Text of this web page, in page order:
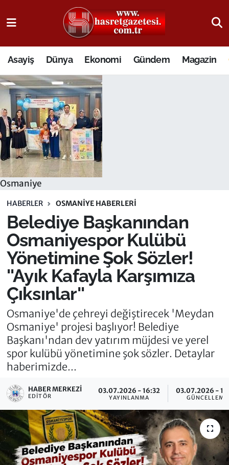
Asayiş Dünya Ekonomi Gündem Magazin
Osmaniye
HABERLER OSMANIYE HABERLERI
Belediye Başkanından
Osmaniyespor Kulübü
Yönetimine Şok Sözler!
''Ayık Kafayla Karşımıza
Çıksınlar''
Osmaniye'de çehreyi değiştirecek 'Meydan
Osmaniye' projesi başlıyor! Belediye
Başkanı'ndan dev yatırım müjdesi ve yerel
spor kulübü yönetimine şok sözler. Detaylar
haberimizde...
HABER MERKEZI
EDITÖR
03.07.2026 - 16:32
YAYINLANMA
03.07.2026 -
GÜNCELLEME
Osmaniye Nöbetçi Eczaneler
Osmaniye Hava Durumu
Osmaniye Trafik Yoğunluk Haritası
Süper Lig Puan Durumu ve Fikstür
Tüm Manşetler
Son Dakika Haberleri